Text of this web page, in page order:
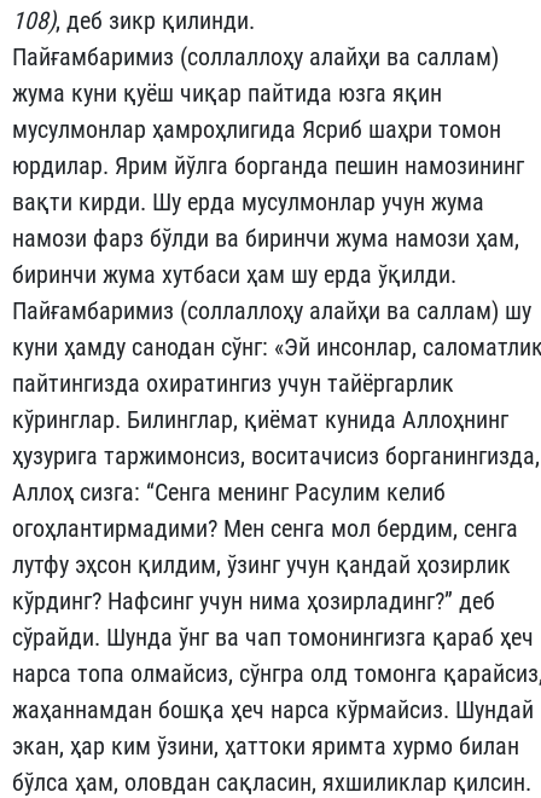
108), деб зикр қилинди.
Пайғамбаримиз (соллаллоҳу алайҳи ва саллам)
жума куни қу­ёш чиқар пайтида юзга яқин
мусулмонлар ҳамроҳлигида Ясриб шаҳри томон
юрдилар. Ярим йўлга борганда пешин намозининг
вақти кирди. Шу ерда мусулмонлар учун жума
намози фарз бўл­ди ва биринчи жума намози ҳам,
биринчи жума хутбаси ҳам шу ерда ўқилди.
Пайғамбаримиз (соллаллоҳу алайҳи ва саллам) шу
куни ҳам­ду санодан сўнг: «Эй инсонлар,
пайтингизда охира­ти­нгиз учун тай­ёргарлик
кўринглар. Билинглар, қиёмат кунида Аллоҳ­нинг
ҳузурига таржимонсиз, воситачисиз борганингизда,
Аллоҳ сизга: “Сенга менинг Расулим келиб
огоҳлантирмадими? Мен сенга мол бердим, сенга
лутфу эҳсон қилдим, ўзинг учун қан­дай ҳозирлик
кўрдинг? Нафсинг учун нима ҳозирладинг?” деб
сўрайди. Шунда ўнг ва чап томонингизга қараб ҳеч
нарса топа ол­майсиз, сўнгра олд томонга
жаҳаннамдан бошқа ҳеч нарса кўрмайсиз. Шундай
экан, ҳар ким ўзини, ҳаттоки яримта хурмо билан
бўлса ҳам, оловдан сақласин, яхшиликлар қилсин.